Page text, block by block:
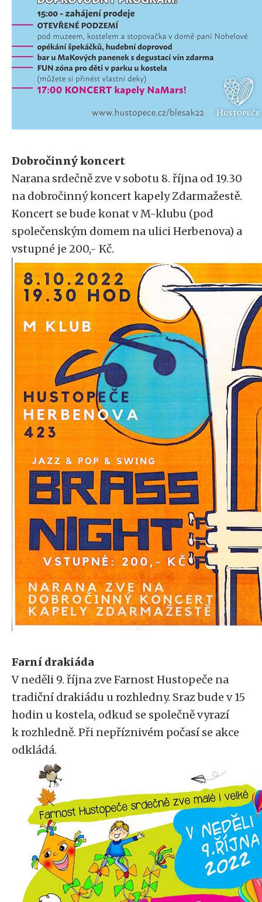
Dobročinný koncert
Narana srdečně zve v sobotu 8. října od 19.30
na dobročinný koncert kapely Zdarmažestě.
Koncert se bude konat v M-klubu (pod
společenským domem na ulici Herbenova) a
vstupné je 200,- Kč.
Farní drakiáda
V neděli 9. října zve Farnost Hustopeče na
tradiční drakiádu u rozhledny. Sraz bude v 15
hodin u kostela, odkud se společně vyrazí
k rozhledně. Při nepříznivém počasí se akce
odkládá.